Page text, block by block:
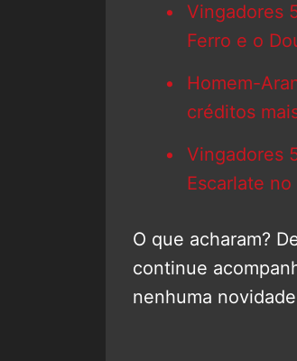
Vingadores
Ferro e o
Homem-
créditos
Vingadores
Escarlate
O que acharam?
continue
nenhuma